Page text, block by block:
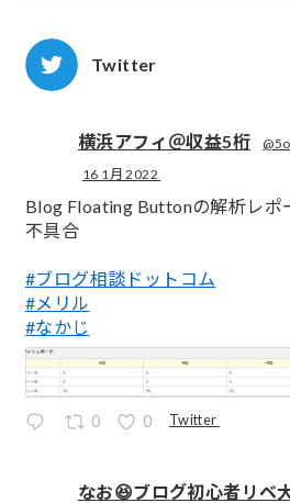
Twitter
横浜アフィ＠収益5桁
16 1月 2022
Blog Floating Buttonの解析レポ
不具合
#ブログ相談ドットコム
#メリル
#なかじ
0 0 Twitter
なお😆ブログ初心者リベ